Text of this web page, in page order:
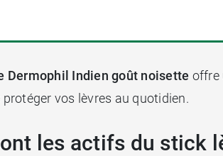
Dermophil Indien goût noisette offre
protéger vos lèvres au quotidien.
les actifs du stick